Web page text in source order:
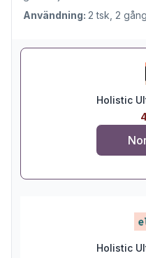
Användning: 2 tsk, 2
Holistic
Holistic